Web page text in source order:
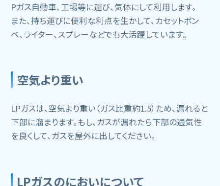
Pガス自動車、工場等に運び、気体にして利用します。
また、持ち運びに便利な利点を生かして、カセットボン
ベ、ライター、スプレーなどでも大活躍しています。
空気より重い
LPガスは、空気より重い（ガス比重約1.5）ため、漏れると
下部に溜まります。もし、ガスが漏れたら下部の通気性
を良くして、ガスを屋外に出してください。
LPガスのにおいについて